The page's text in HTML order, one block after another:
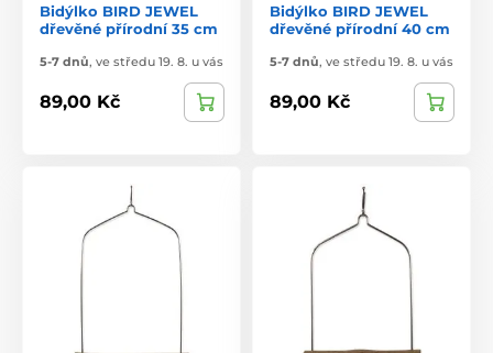
Bidýlko BIRD JEWEL
dřevěné přírodní 35 cm
5-7 dnů, ve středu 19. 8. u vás
89,00 Kč
Bidýlko BIRD JEWEL
dřevěné přírodní 40 cm
5-7 dnů, ve středu 19. 8. u vás
89,00 Kč